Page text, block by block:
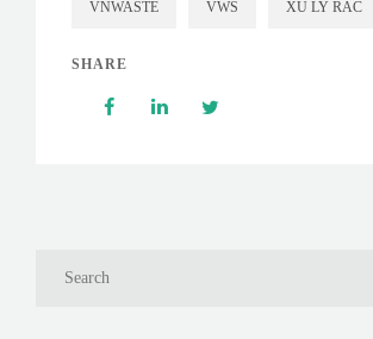
VNWASTE VWS XU LY RAC
SHARE